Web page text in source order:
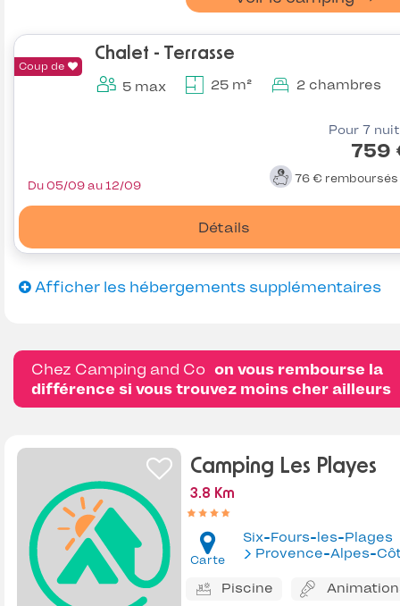
Coup de
Chalet - Terrasse
5 max 25 m² 2 chambres
Pour 7
759
76 € remboursés
Détails
Du 05/09 au 12/09
Afficher les hébergements supplémentaires
Chez Camping and Co on vous rembourse la
différence si vous trouvez moins cher ailleurs
Camping Les Playes
3.8 Km
Carte
Six-Fours-les-Plages
Provence-Alpes-Côte
Piscine